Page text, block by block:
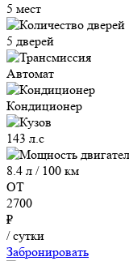
5 мест
5 дверей
Автомат
Кондиционер
143 л.с
8.4 л / 100 км
ОТ
2700
₽
/ сутки
Забронировать